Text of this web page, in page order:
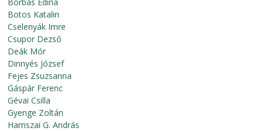
Botos Katalin
Cselenyák Imre
Csupor Dezső
Deák Mór
Dinnyés József
Fejes Zsuzsanna
Gáspár Ferenc
Gévai Csilla
Gyenge Zoltán
Hamszai G. András